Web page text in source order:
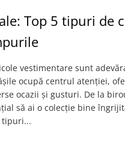
Top 5 tipuri de
vestimentare sunt
ocupă centrul atenției,
ocazii și gusturi. De la
să ai o colecție bine
tipuri...